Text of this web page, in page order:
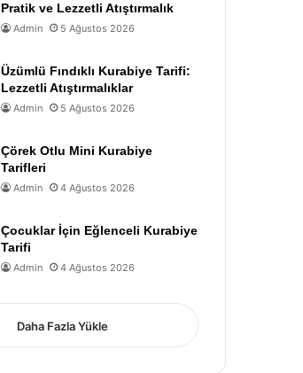
Pratik ve Lezzetli Atıştırmalık
Admin 5 Ağustos 2026
Üzümlü Fındıklı Kurabiye Tarifi:
Lezzetli Atıştırmalıklar
Admin 5 Ağustos 2026
Çörek Otlu Mini Kurabiye
Tarifleri
Admin 4 Ağustos 2026
Çocuklar İçin Eğlenceli Kurabiye
Tarifi
Admin 4 Ağustos 2026
Daha Fazla Yükle